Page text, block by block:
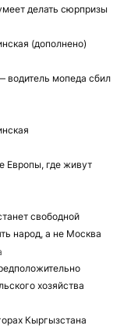
делать сюрпризы
(дополнено)
мопеда сбил
Европы, где живут
свободной
народ, а не Москва
хозяйства
Кыргызстана